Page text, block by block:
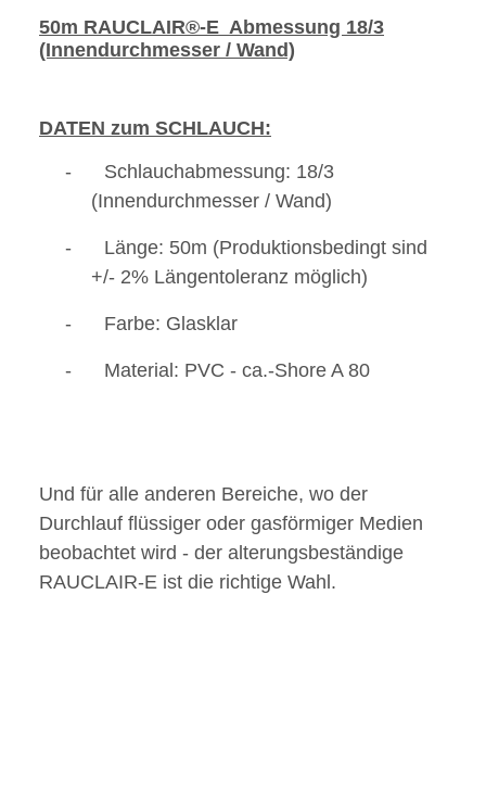
50m RAUCLAIR®-E Abmessung 18/3
(Innendurchmesser / Wand)
DATEN zum SCHLAUCH:
- Schlauchabmessung: 18/3
(Innendurchmesser / Wand)
- Länge: 50m (Produktionsbedingt sind
+/- 2% Längentoleranz möglich)
- Farbe: Glasklar
- Material: PVC - ca.-Shore A 80
Und für alle anderen Bereiche, wo der
Durchlauf flüssiger oder gasförmiger Medien
beobachtet wird - der alterungsbeständige
RAUCLAIR-E ist die richtige Wahl.